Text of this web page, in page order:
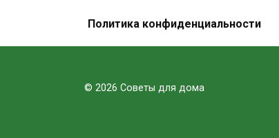
Пейте лимонную воду вместо
Политика конфиденциальности
© 2026 Советы для дома